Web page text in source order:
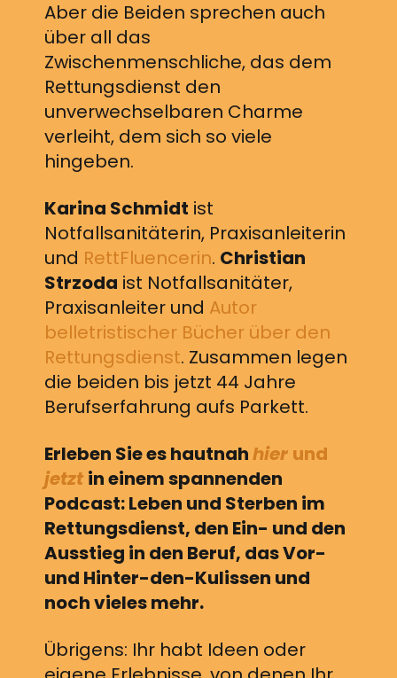
Aber die Beiden sprechen auch
über all das
Zwischenmenschliche, das dem
Rettungsdienst den
unverwechselbaren Charme
verleiht, dem sich so viele
hingeben.
Karina Schmidt ist
Notfallsanitäterin, Praxisanleiterin
und RettFluencerin. Christian
Strzoda ist Notfallsanitäter,
Praxisanleiter und Autor
belletristischer Bücher über den
Rettungsdienst. Zusammen legen
die beiden bis jetzt 44 Jahre
Berufserfahrung aufs Parkett.
Erleben Sie es hautnahhier und
jetzt in einem spannenden
Podcast: Leben und Sterben im
Rettungsdienst, den Ein- und den
Ausstieg in den Beruf, das Vor-
und Hinter-den-Kulissen und
noch vieles mehr.
Übrigens: Ihr habt Ideen oder